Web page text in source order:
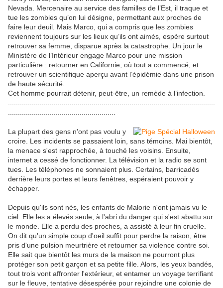
Nevada. Mercenaire au service des familles de l’Est, il traque et
tue les zombies qu’on lui désigne, permettant aux proches de
faire leur deuil. Mais Marco, qui a compris que les zombies
reviennent toujours sur les lieux qu’ils ont aimés, espère surtout
retrouver sa femme, disparue après la catastrophe. Un jour le
Ministère de l’Intérieur engage Marco pour une mission
particulière : retourner en Californie, où tout a commencé, et
retrouver un scientifique aperçu avant l’épidémie dans une prison
de haute sécurité.
Cet homme pourrait détenir, peut-être, un remède à l’infection.
La plupart des gens n'ont pas voulu y
croire. Les incidents se passaient loin, sans témoins. Mai bientôt,
la menace s'est rapprochée, à touché les voisins. Ensuite,
internet a cessé de fonctionner. La télévision et la radio se sont
tues. Les téléphones ne sonnaient plus. Certains, barricadés
derrière leurs portes et leurs fenêtres, espéraient pouvoir y
échapper.
Depuis qu'ils sont nés, les enfants de Malorie n'ont jamais vu le
ciel. Elle les a élevés seule, à l'abri du danger qui s'est abattu sur
le monde. Elle a perdu des proches, a assisté à leur fin cruelle.
On dit qu'un simple coup d'oeil suffit pour perdre la raison, être
pris d'une pulsion meurtrière et retourner sa violence contre soi.
Elle sait que bientôt les murs de la maison ne pourront plus
protéger son petit garçon et sa petite fille. Alors, les yeux bandés,
tout trois vont affronter l'extérieur, et entamer un voyage terrifiant
sur le fleuve, tentative désespérée pour rejoindre une colonie de